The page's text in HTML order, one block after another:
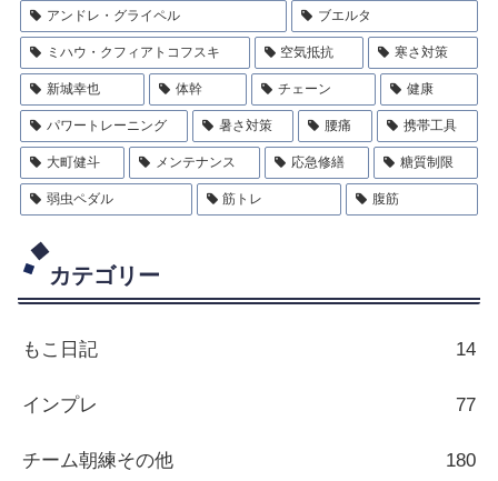
アンドレ・グライペル ブエルタ
ミハウ・クフィアトコフスキ 空気抵抗 寒さ対策
新城幸也 体幹 チェーン 健康
パワートレーニング 暑さ対策 腰痛 携帯工具
大町健斗 メンテナンス 応急修繕 糖質制限
弱虫ペダル 筋トレ 腹筋
カテゴリー
もこ日記 14
インプレ 77
チーム朝練その他 180